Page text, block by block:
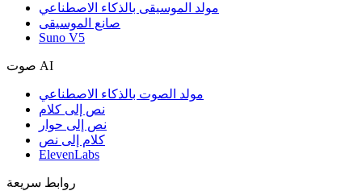
مولد الموسيقى بالذكاء الاصطناعي
صانع الموسيقى
Suno V5
صوت AI
مولد الصوت بالذكاء الاصطناعي
نص إلى كلام
نص إلى حوار
كلام إلى نص
ElevenLabs
روابط سريعة